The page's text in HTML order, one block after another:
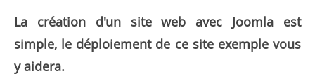
La création d'un site web avec Joomla est
simple, le déploiement de ce site exemple vous
y aidera.